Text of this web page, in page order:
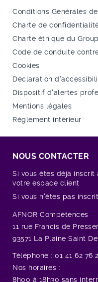
Conditions Générales
Charte de
Charte éthique du
Code de conduite
Cookies
Déclaration
Dispositif d'alertes
Mentions légales
Règlement intérieur
NOUS CONTACTER
Si vous êtes déjà inscrit
votre espace client
Si vous n'êtes pas
AFNOR Compétences
11 rue Francis de
93571 La Plaine Saint
Téléphone : 01 41 62 76
Nos horaires :
8h00 à 18h30 sans